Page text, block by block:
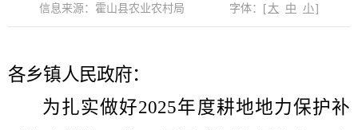
信息来源：霍山县农业农村局
字体： [大 中 小]
各乡镇人民政府：
为扎实做好2025年度耕地地力保护补